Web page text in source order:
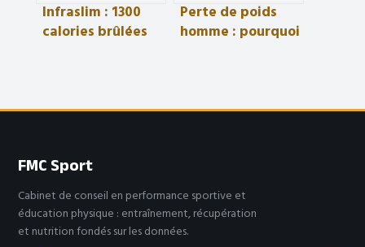
Infraslim : 1300
calories brûlées
Perte de poids
homme : pourquoi
d’alerte santé
FMC Sport
Cabinet de conseil en performance sportive et
éducation physique : entraînement, récupération
et nutrition fondés sur les données.